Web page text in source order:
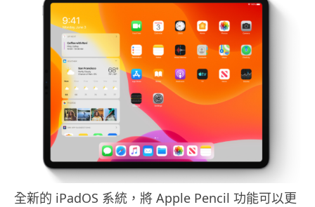
全新的 iPadOS 系統，將 Apple Pencil 功能可以更